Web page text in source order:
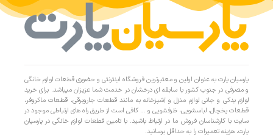
پارسیان پارت به عنوان اولین و معتبرترین فروشگاه اینترنتی و حضوری قطعات لوازم خانگی
و مصرفی در جنوب کشور با سابقه ای درخشان در خدمت شما عزیزان میباشد. برای خرید
لوازم یدکی و جانی لوازم منزل و آشپزخانه به مانند قطعات جاروبرقی، قطعات ماکروفر،
قطعات یخچال، لباسشویی، ظرفشویی و … کافی است از طریق راه های ارتباطی موجود در
سایت با کارشناسان فروش ما در ارتباط باشید. با تامین قطعات لوازم خانگی در پارسیان
پارت، هزینه تعمیرات را به حداقل برسانید.